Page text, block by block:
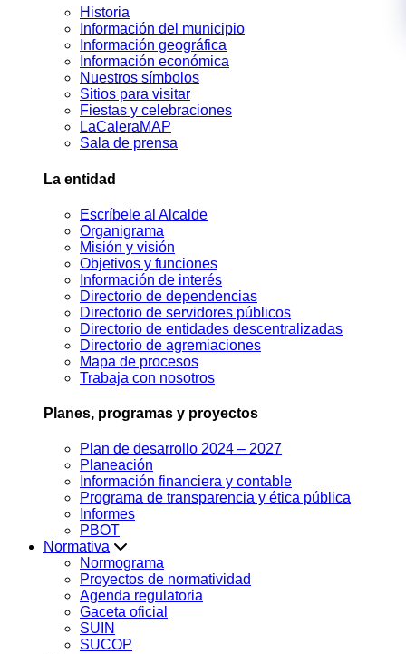
Historia
Información del municipio
Información geográfica
Información económica
Nuestros símbolos
Sitios para visitar
Fiestas y celebraciones
LaCaleraMAP
Sala de prensa
La entidad
Escríbele al Alcalde
Organigrama
Misión y visión
Objetivos y funciones
Información de interés
Directorio de dependencias
Directorio de servidores públicos
Directorio de entidades descentralizadas
Directorio de agremiaciones
Mapa de procesos
Trabaja con nosotros
Planes, programas y proyectos
Plan de desarrollo 2024 – 2027
Planeación
Información financiera y contable
Programa de transparencia y ética pública
Informes
PBOT
Normativa
Normograma
Proyectos de normatividad
Agenda regulatoria
Gaceta oficial
SUIN
SUCOP